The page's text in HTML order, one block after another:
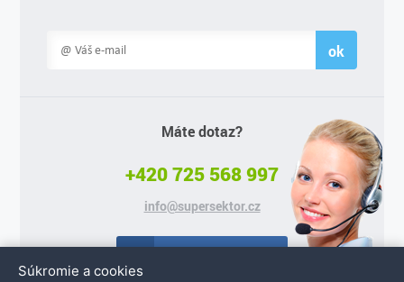
ok
Máte dotaz?
+420 725 568 997
info@supersektor.cz
Súkromie a cookies